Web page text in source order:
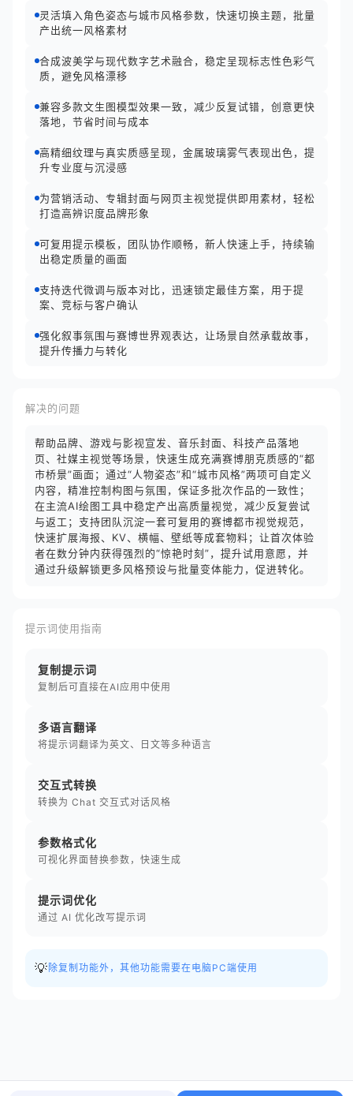
灵活填入角色姿态与城市风格参数，快速切换主题，批量
产出统一风格素材
合成波美学与现代数字艺术融合，稳定呈现标志性色彩气
质，避免风格漂移
兼容多款文生图模型效果一致，减少反复试错，创意更快
落地，节省时间与成本
高精细纹理与真实质感呈现，金属玻璃雾气表现出色，提
升专业度与沉浸感
为营销活动、专辑封面与网页主视觉提供即用素材，轻松
打造高辨识度品牌形象
可复用提示模板，团队协作顺畅，新人快速上手，持续输
出稳定质量的画面
支持迭代微调与版本对比，迅速锁定最佳方案，用于提
案、竞标与客户确认
强化叙事氛围与赛博世界观表达，让场景自然承载故事，
提升传播力与转化
解决的问题
帮助品牌、游戏与影视宣发、音乐封面、科技产品落地
页、社媒主视觉等场景，快速生成充满赛博朋克质感的“都
市桥景”画面；通过“人物姿态”和“城市风格”两项可自定义
内容，精准控制构图与氛围，保证多批次作品的一致性；
在主流AI绘图工具中稳定产出高质量视觉，减少反复尝试
与返工；支持团队沉淀一套可复用的赛博都市视觉规范，
快速扩展海报、KV、横幅、壁纸等成套物料；让首次体验
者在数分钟内获得强烈的“惊艳时刻”，提升试用意愿，并
通过升级解锁更多风格预设与批量变体能力，促进转化。
提示词使用指南
复制提示词
复制后可直接在AI应用中使用
多语言翻译
将提示词翻译为英文、日文等多种语言
交互式转换
转换为 Chat 交互式对话风格
参数格式化
可视化界面替换参数，快速生成
提示词优化
通过 AI 优化改写提示词
💡 除复制功能外，其他功能需要在电脑PC端使用